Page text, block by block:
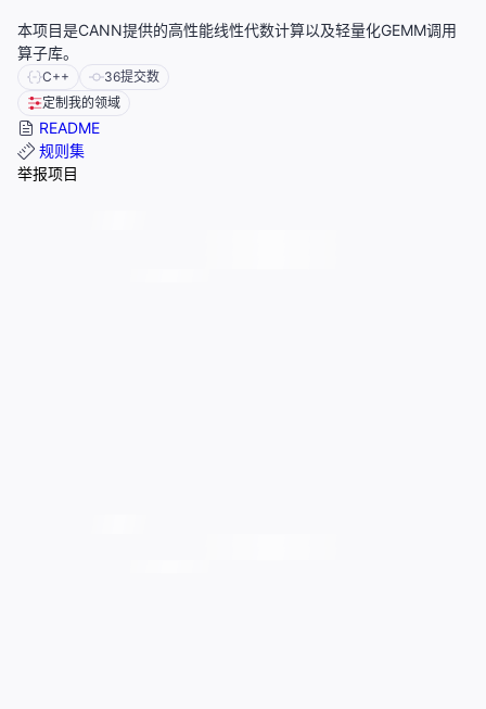
本项目是CANN提供的高性能线性代数计算以及轻量化GEMM调用
算子库。
C++ 36提交数
定制我的领域
README
规则集
举报项目